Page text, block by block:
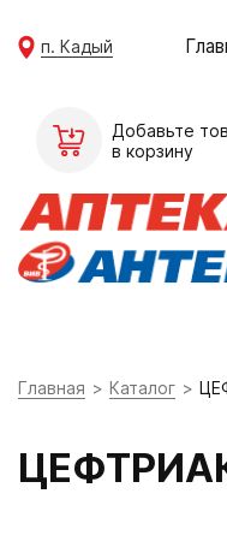
п. Кадый
Добавьте
в корзину
Главная Каталог